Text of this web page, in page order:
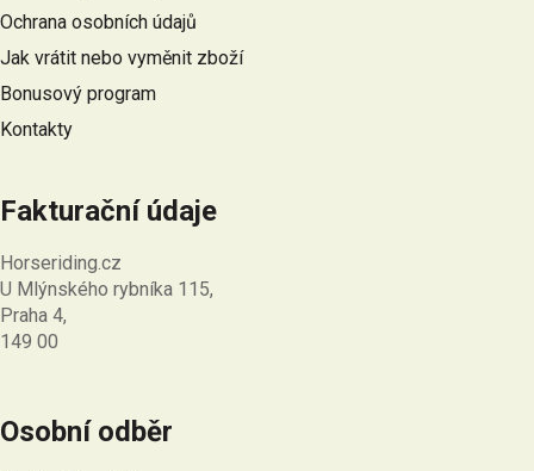
í
Ochrana osobních údajů
Jak vrátit nebo vyměnit zboží
Bonusový program
Kontakty
Fakturační údaje
Horseriding.cz
U Mlýnského rybníka 115,
Praha 4,
149 00
Osobní odběr